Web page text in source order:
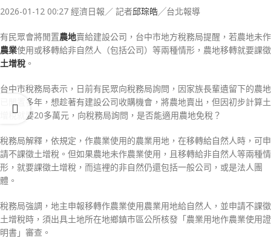
2026-01-12 00:27 經濟日報／ 記者邱琮皓╱台北報導
有民眾會將閒置農地賣給建設公司，台中市地方稅務局提醒，若農地未作
農業使用或移轉給非自然人（包括公司）等兩種情形，農地移轉就要課徵
土增稅 。
台中市稅務局表示，日前有民眾向稅務局詢問，因家族長輩遺留下的農地
已閒置多年，想趁著有建設公司收購機會，將農地賣出，但因初步計算土
增稅就要20多萬元，向稅務局詢問，是否能適用農地免稅？
稅務局解釋，依規定，作農業使用的農業用地，在移轉給自然人時，可申
請不課徵土增稅。但如果農地未作農業使用，且移轉給非自然人等兩種情
形，就要課徵土增稅，而這裡的非自然仍還包括一般公司，或是法人團
體。
稅務局強調，地主申報移轉作農業使用農業用地給自然人，並申請不課徵
土增稅時，須出具土地所在地鄉鎮市區公所核發「農業用地作農業使用證
明書」審查。